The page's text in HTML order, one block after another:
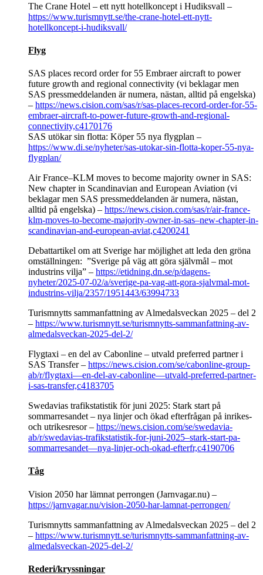
The Crane Hotel – ett nytt hotellkoncept i Hudiksvall –
https://www.turismnytt.se/the-crane-hotel-ett-nytt-
hotellkoncept-i-hudiksvall/
Flyg
SAS places record order for 55 Embraer aircraft to power
future growth and regional connectivity (vi beklagar men
SAS pressmeddelanden är numera, nästan, alltid på engelska)
– https://news.cision.com/sas/r/sas-places-record-order-for-55-
embraer-aircraft-to-power-future-growth-and-regional-
connectivity,c4170176
SAS utökar sin flotta: Köper 55 nya flygplan –
https://www.di.se/nyheter/sas-utokar-sin-flotta-koper-55-nya-
flygplan/
Air France–KLM moves to become majority owner in SAS:
New chapter in Scandinavian and European Aviation (vi
beklagar men SAS pressmeddelanden är numera, nästan,
alltid på engelska) – https://news.cision.com/sas/r/air-france-
klm-moves-to-become-majority-owner-in-sas–new-chapter-in-
scandinavian-and-european-aviat,c4200241
Debattartikel om att Sverige har möjlighet att leda den gröna
omställningen: ”Sverige på väg att göra självmål – mot
industrins vilja” – https://etidning.dn.se/p/dagens-
nyheter/2025-07-02/a/sverige-pa-vag-att-gora-sjalvmal-mot-
industrins-vilja/2357/1951443/63994733
Turismnytts sammanfattning av Almedalsveckan 2025 – del 2
– https://www.turismnytt.se/turismnytts-sammanfattning-av-
almedalsveckan-2025-del-2/
Flygtaxi – en del av Cabonline – utvald preferred partner i
SAS Transfer – https://news.cision.com/se/cabonline-group-
ab/r/flygtaxi—en-del-av-cabonline—utvald-preferred-partner-
i-sas-transfer,c4183705
Swedavias trafikstatistik för juni 2025: Stark start på
sommarresandet – nya linjer och ökad efterfrågan på inrikes-
och utrikesresor – https://news.cision.com/se/swedavia-
ab/r/swedavias-trafikstatistik-for-juni-2025–stark-start-pa-
sommarresandet—nya-linjer-och-okad-efterfr,c4190706
Tåg
Vision 2050 har lämnat perrongen (Jarnvagar.nu) –
https://jarnvagar.nu/vision-2050-har-lamnat-perrongen/
Turismnytts sammanfattning av Almedalsveckan 2025 – del 2
– https://www.turismnytt.se/turismnytts-sammanfattning-av-
almedalsveckan-2025-del-2/
Rederi/kryssningar